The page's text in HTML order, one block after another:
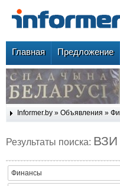
Главная Предложение
Informer.by » Объявления »
Результаты поиска: ВЗИ
Финансы